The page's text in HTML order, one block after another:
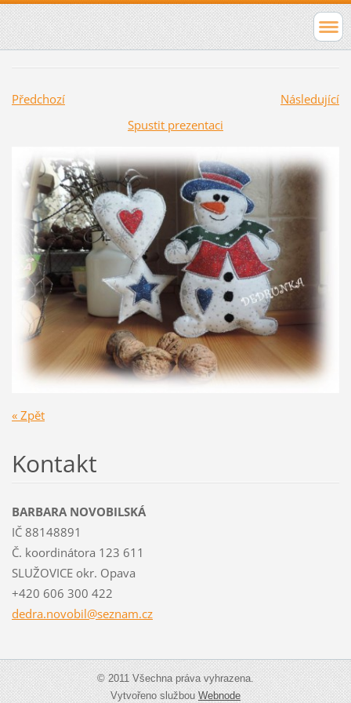
Předchozí
Následující
Spustit prezentaci
« Zpět
Kontakt
BARBARA NOVOBILSKÁ
IČ 88148891
Č. koordinátora 123 611
SLUŽOVICE okr. Opava
+420 606 300 422
dedra.novobil@seznam.cz
© 2011 Všechna práva vyhrazena.
Vytvořeno službouWebnode